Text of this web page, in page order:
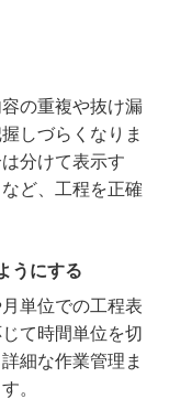
の重複や抜け漏
しづらくなりま
分けて表示す
ど、工程を正確
うにする
単位での工程表
て時間単位を切
細な作業管理ま
。